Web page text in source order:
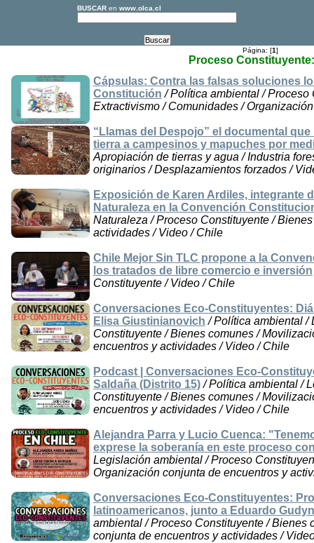
BUSCAR en www.olca.cl
Página: [1]
Proceso
Cápsulas: Contra las falsas soluciones
Constitución / Política ambiental / Proceso
Extractivismo / Comunidades /
“Llamas del Despojo” el documental
tierra a campesinos y mapuches por
Apropiación de tierras y agua / Industria
originarios / Desplazamientos forzados /
Exposición de Karen Ardiles, integrante
Naturaleza en la Convención
Naturaleza / Proceso Constituyente /
actividades / Video / Chile
Chile Mejor Sin TLC propone a la
los tratados de libre comercio e inversión
Constituyente / Video / Chile
Conversaciones Eco-Constituyentes:
Elisa Giustinianovich / Política ambiental /
Constituyente / Bienes comunes /
encuentros y actividades / Video / Chile
Podcast | Conversaciones Eco-
Saldaña (Distrito 15)/ Política ambiental /
Constituyente / Bienes comunes /
encuentros y actividades / Video / Chile
Alejandra Parra y Lucio Cuenca:
exprese la soberanía en este proceso
Legislación ambiental / Proceso
Organización conjunta de encuentros y
Conversaciones Eco-Constituyentes:
latinoamericanos, junto a Eduardo
ambiental / Proceso Constituyente /
conjunta de encuentros y actividades /